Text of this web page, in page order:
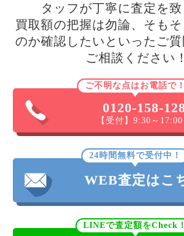
タッフが丁寧に査定を致
買取額の把握は勿論、そも
のか確認したいといったご
ご相談ください！
ご不明な点はお電話で！
0120-158-
【受付】9:30～17:00
24時間無料で受付中！
WEB査定はこ
LINEで査定額をCheck！